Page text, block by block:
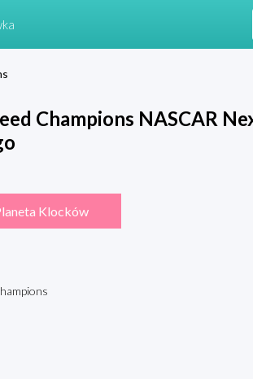
Champions NASCAR
Klocków